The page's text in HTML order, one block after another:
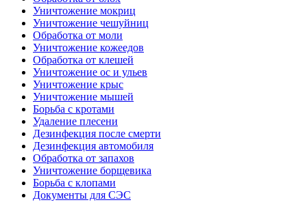
Уничтожение мокриц
Уничтожение чешуйниц
Обработка от моли
Уничтожение кожеедов
Обработка от клешей
Уничтожение ос и ульев
Уничтожение крыс
Уничтожение мышей
Борьба с кротами
Удаление плесени
Дезинфекция после смерти
Дезинфекция автомобиля
Обработка от запахов
Уничтожение борщевика
Борьба с клопами
Документы для СЭС